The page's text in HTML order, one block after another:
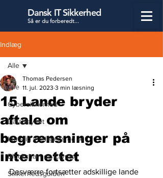
Dansk IT Sikkerhed
Så er du forberedt...
Indlæg
Alle
Cybersikkerhed
Datatilsynet
Kunstig Intelligens og AI
Blockchain og Crypto
Sikkerhedsguiden
Alle
15 Lande bryder
aftale om
begrænsninger på
internettet
Thomas Pedersen
11. jul. 2023 3 min læsning
Desværre fortsætter adskillige lande